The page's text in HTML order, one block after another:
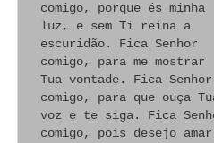
comigo, porque és minha
luz, e sem Ti reina a
escuridão. Fica Senhor
comigo, para me mostrar
Tua vontade. Fica Senhor
comigo, para que ouça
voz e te siga. Fica
comigo, pois desejo